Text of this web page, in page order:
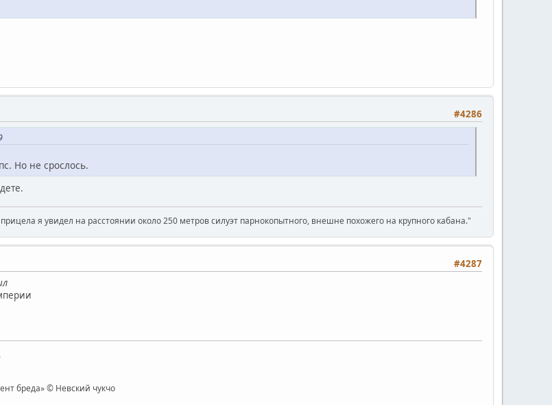
#4286
Но не срослось.
я увидел на расстоянии около 250 метров силуэт парнокопытного, внешне похожего на крупного кабана."
#4287
бреда» © Невский чукчо